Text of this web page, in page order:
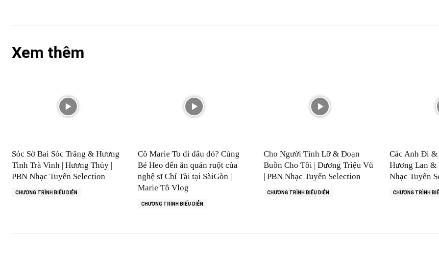
Xem thêm
Sóc Sờ Bai Sóc Trăng & Hương
Tình Trà Vinh | Hương Thủy |
PBN Nhạc Tuyển Selection
CHƯƠNG TRÌNH BIỂU DIỄN
Cô Marie To đi đâu đó? Cùng
Bé Heo đến ăn quán ruột của
nghệ sĩ Chí Tài tại SàiGòn |
Marie Tô Vlog
CHƯƠNG TRÌNH BIỂU DIỄN
Cho Người Tình Lỡ & Đoạn
Buồn Cho Tôi | Dương Triệu Vũ
| PBN Nhạc Tuyển Selection
CHƯƠNG TRÌNH BIỂU DIỄN
Các Anh Đi &
Hương Lan &
Nhạc Tuyển
CHƯƠNG TRÌNH